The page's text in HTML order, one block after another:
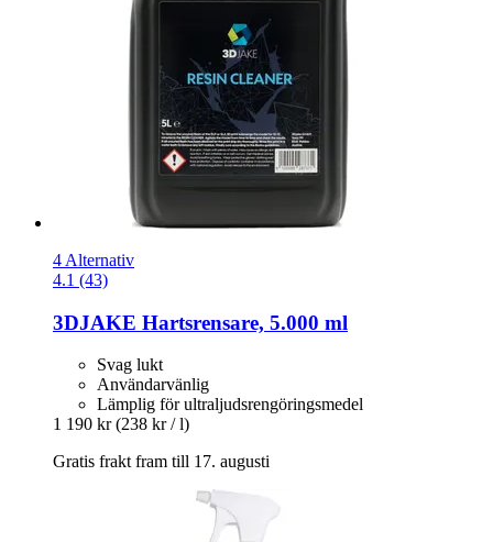
4 Alternativ
4.1 (43)
3DJAKE Hartsrensare, 5.000 ml
Svag lukt
Användarvänlig
Lämplig för ultraljudsrengöringsmedel
1 190 kr (238 kr / l)
Gratis frakt fram till 17. augusti